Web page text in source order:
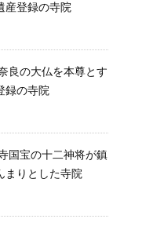
産登録の寺院
良の大仏を本尊とす
録の寺院
国宝の十二神将が鎮
まりとした寺院